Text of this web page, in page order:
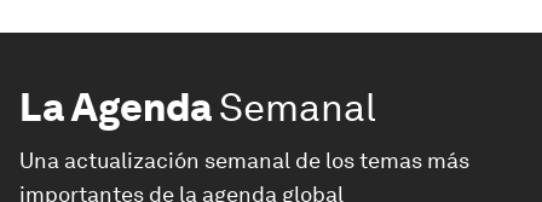
La AgendaSemanal
Una actualización semanal de los temas más
importantes de la agenda global